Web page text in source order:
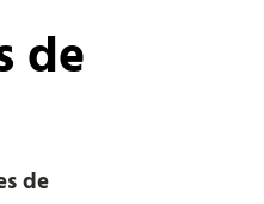
de
de